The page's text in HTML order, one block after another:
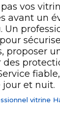
vos
avant un
Un
proposer
des
et nuit.
vitrine